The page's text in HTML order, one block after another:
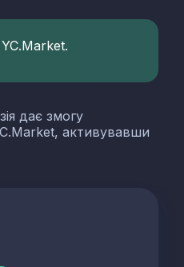
дає змогу
активувавши